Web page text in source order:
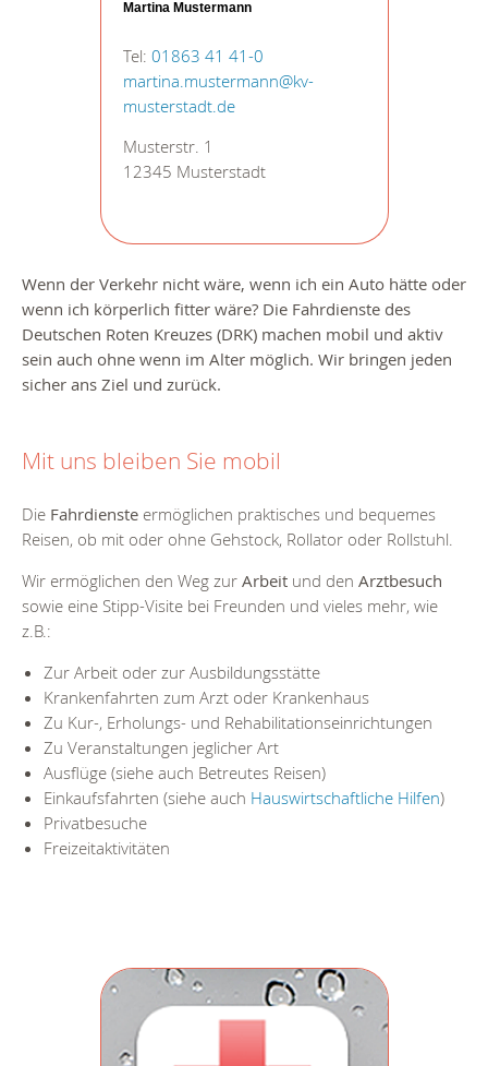
Martina Mustermann
Tel: 01863 41 41-0
martina.mustermann@kv-
musterstadt.de
Musterstr. 1
12345 Musterstadt
Wenn der Verkehr nicht wäre, wenn ich ein Auto hätte oder
wenn ich körperlich fitter wäre? Die Fahrdienste des
Deutschen Roten Kreuzes (DRK) machen mobil und aktiv
sein auch ohne wenn im Alter möglich. Wir bringen jeden
sicher ans Ziel und zurück.
Mit uns bleiben Sie mobil
Die Fahrdienste ermöglichen praktisches und bequemes
Reisen, ob mit oder ohne Gehstock, Rollator oder Rollstuhl.
Wir ermöglichen den Weg zur Arbeit und den Arztbesuch
sowie eine Stipp-Visite bei Freunden und vieles mehr, wie
z.B.:
Zur Arbeit oder zur Ausbildungsstätte
Krankenfahrten zum Arzt oder Krankenhaus
Zu Kur-, Erholungs- und Rehabilitationseinrichtungen
Zu Veranstaltungen jeglicher Art
Ausflüge (siehe auch Betreutes Reisen)
Einkaufsfahrten (siehe auch Hauswirtschaftliche Hilfen)
Privatbesuche
Freizeitaktivitäten